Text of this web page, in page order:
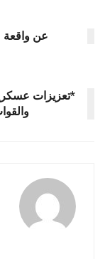
عن واقعة
*تعزيزات